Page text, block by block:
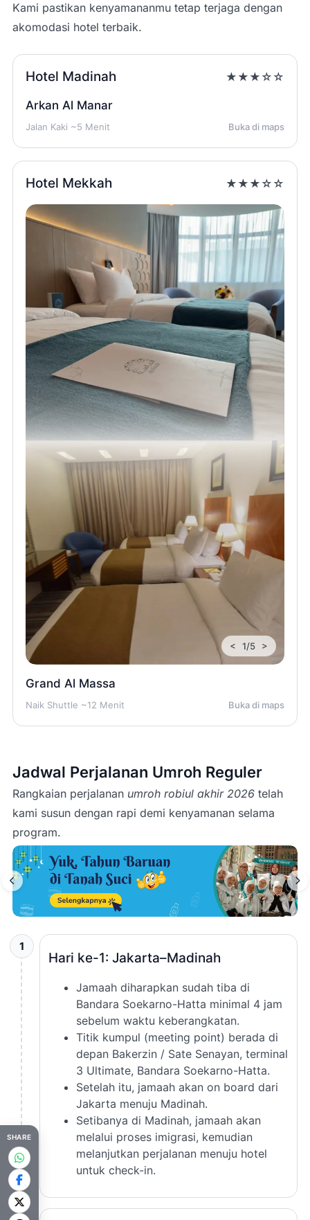
Kami pastikan kenyamananmu tetap terjaga dengan
akomodasi hotel terbaik.
Hotel Madinah ★★★☆☆
Arkan Al Manar
Jalan Kaki ~5 Menit Buka di maps
Hotel Mekkah ★★★☆☆
< 1/5 >
Grand Al Massa
Naik Shuttle ~12 Menit Buka di maps
Jadwal Perjalanan Umroh Reguler
Rangkaian perjalanan umroh robiul akhir 2026 telah
kami susun dengan rapi demi kenyamanan selama
program.
1
Hari ke-1: Jakarta–Madinah
Jamaah diharapkan sudah tiba di
Bandara Soekarno-Hatta minimal 4 jam
sebelum waktu keberangkatan.
Titik kumpul (meeting point) berada di
depan Bakerzin / Sate Senayan, terminal
3 Ultimate, Bandara Soekarno-Hatta.
Setelah itu, jamaah akan on board dari
Jakarta menuju Madinah.
Setibanya di Madinah, jamaah akan
melalui proses imigrasi, kemudian
melanjutkan perjalanan menuju hotel
untuk check-in.
SHARE